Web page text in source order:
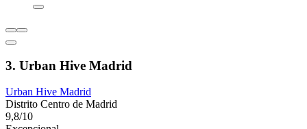
3. Urban Hive Madrid
Urban Hive Madrid
Distrito Centro de Madrid
9,8/10